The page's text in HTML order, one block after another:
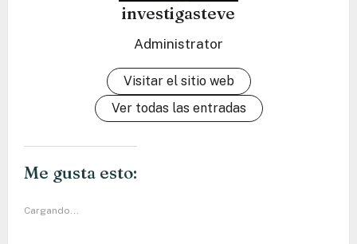
investigasteve
Administrator
Visitar el sitio web
Ver todas las entradas
Me gusta esto:
Cargando...